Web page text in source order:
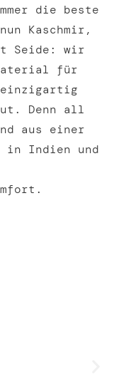
die beste
Kaschmir,
Seide: wir
für
Denn all
aus einer
in Indien und